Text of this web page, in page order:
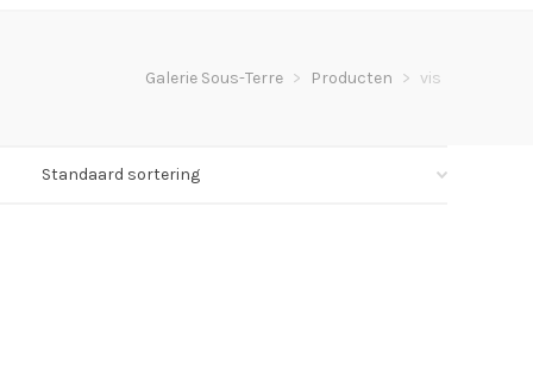
Galerie Sous-Terre > Producten > vis